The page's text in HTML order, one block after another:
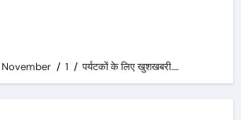
November 1 पर्यटकों के लिए खुशखबरी….